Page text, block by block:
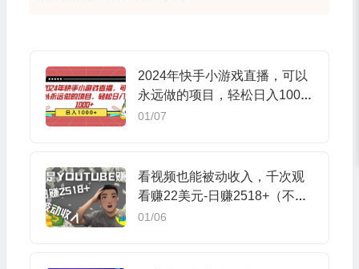
2024年快手小游戏直播，可以
永远做的项目，轻松日入1000
+
01/07
看视频也能被动收入，千次观
看赚22美元-日赚2518+（不是
YOUTUBE赚钱）
01/06